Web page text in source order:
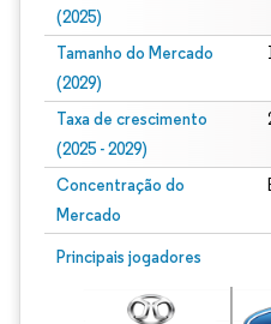
(2025)
Tamanho do Mercado
(2029)
Taxa de crescimento
(2025 - 2029)
Concentração do
Mercado
Principais jogadores
Imagem © Mordor Intelligence. O